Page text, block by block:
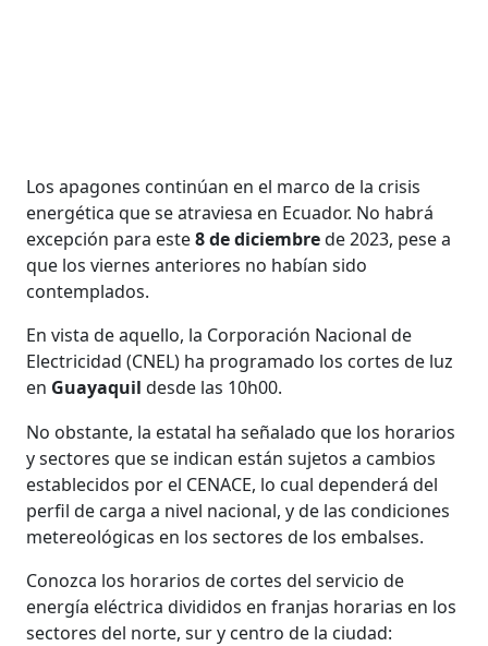
Los apagones continúan en el marco de la crisis
energética que se atraviesa en Ecuador. No habrá
excepción para este8 de diciembrede 2023, pese a
que los viernes anteriores no habían sido
contemplados.
En vista de aquello, la Corporación Nacional de
Electricidad (CNEL) ha programado los cortes de luz
en Guayaquildesde las 10h00.
No obstante, la estatal ha señalado que los horarios
y sectores que se indican están sujetos a cambios
establecidos por el CENACE, lo cual dependerá del
perfil de carga a nivel nacional, y de las condiciones
metereológicas en los sectores de los embalses.
Conozca los horarios de cortes del servicio de
energía eléctrica divididos en franjas horarias en los
sectores del norte, sur y centro de la ciudad: